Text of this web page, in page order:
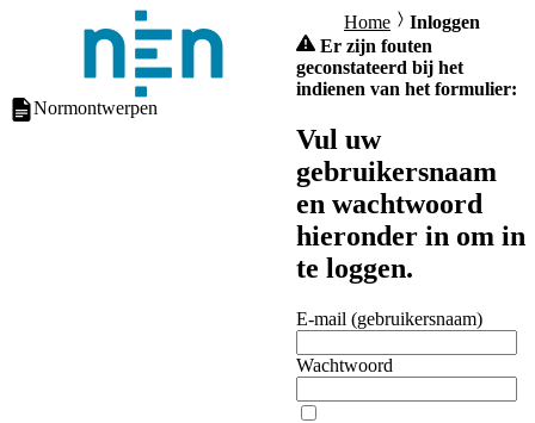
Normontwerpen
Home
Inloggen
Er zijn fouten
geconstateerd bij het
indienen van het formulier:
Vul uw
gebruikersnaam
en wachtwoord
hieronder in om in
te loggen.
E-mail (gebruikersnaam)
Wachtwoord